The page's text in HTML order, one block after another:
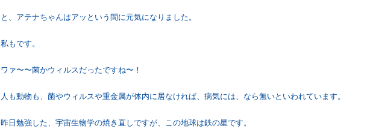
と、アテナちゃんはアッという間に元気になりました。
私もです。
ワァ〜〜菌かウィルスだったですね〜！
人も動物も、菌やウィルスや重金属が体内に居なければ、病気には、なら無いといわれています。
昨日勉強した、宇宙生物学の焼き直しですが、この地球は鉄の星です。